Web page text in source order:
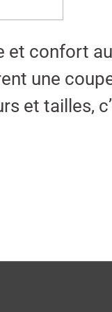
et confort
une
et tailles,